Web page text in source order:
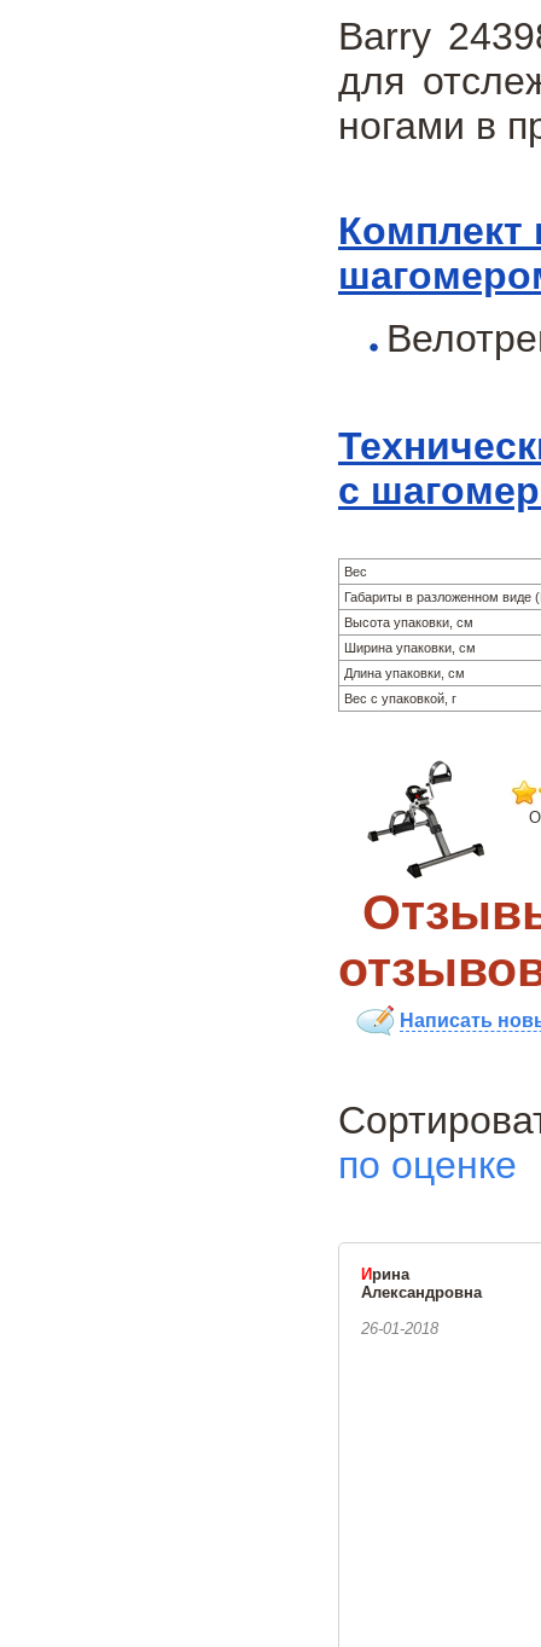
Barry
для
ногами в
Комплект
с
Вес
Габариты в разложенном
Высота упаковки, см
Ширина упаковки, см
Длина упаковки, см
Вес с упаковкой, г
Написать
по оценке
Ирина
Александровна
26-01-2018